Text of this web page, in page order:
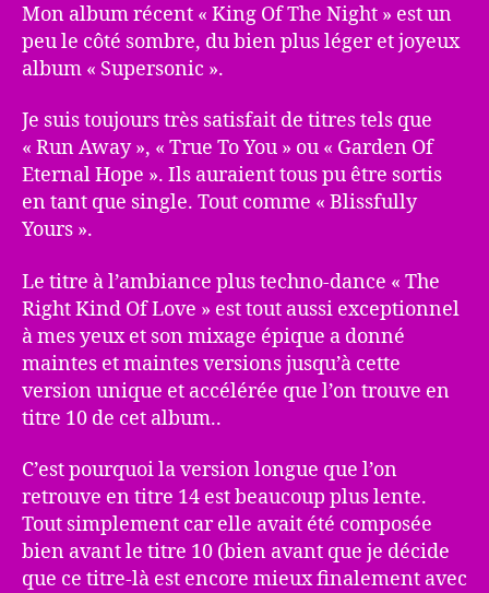
Mon album récent « King Of The Night » est un
peu le côté sombre, du bien plus léger et joyeux
album « Supersonic ».
Je suis toujours très satisfait de titres tels que
« Run Away », « True To You » ou « Garden Of
Eternal Hope ». Ils auraient tous pu être sortis
en tant que single. Tout comme « Blissfully
Yours ».
Le titre à l’ambiance plus techno-dance « The
Right Kind Of Love » est tout aussi exceptionnel
à mes yeux et son mixage épique a donné
maintes et maintes versions jusqu’à cette
version unique et accélérée que l’on trouve en
titre 10 de cet album..
C’est pourquoi la version longue que l’on
retrouve en titre 14 est beaucoup plus lente.
Tout simplement car elle avait été composée
bien avant le titre 10 (bien avant que je décide
que ce titre-là est encore mieux finalement avec